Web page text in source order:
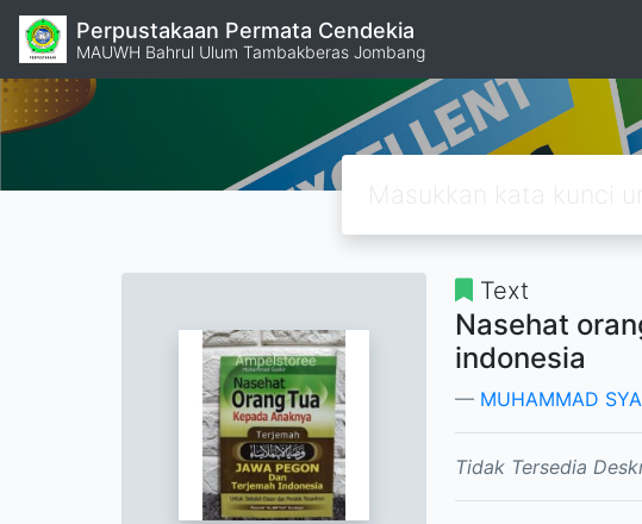
Perpustakaan Permata Cendekia
MAUWH Bahrul Ulum Tambakberas Jombang
Text
Nasehat
indonesia
MUHAMMAD
Tidak Tersedia